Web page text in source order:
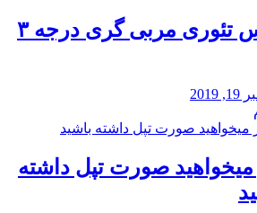
کلاس تئوری مربی گری درجه ۳
میخواهید صورت تپل داشته